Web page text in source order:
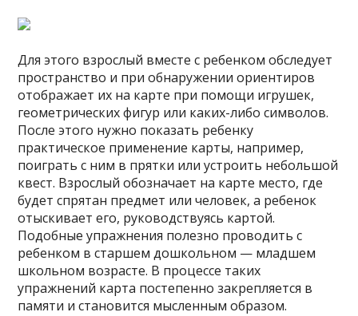
Для этого взрослый вместе с ребенком обследует
пространство и при обнаружении ориентиров
отображает их на карте при помощи игрушек,
геометрических фигур или каких-либо символов.
После этого нужно показать ребенку
практическое применение карты, например,
поиграть с ним в прятки или устроить небольшой
квест. Взрослый обозначает на карте место, где
будет спрятан предмет или человек, а ребенок
отыскивает его, руководствуясь картой.
Подобные упражнения полезно проводить с
ребенком в старшем дошкольном — младшем
школьном возрасте. В процессе таких
упражнений карта постепенно закрепляется в
памяти и становится мысленным образом.